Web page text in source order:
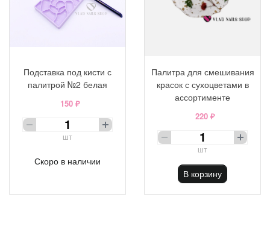
Подставка под кисти с
палитрой №2 белая
150 ₽
шт
Скоро в наличии
Палитра для смешивания
красок с сухоцветами в
ассортименте
220 ₽
шт
В корзину